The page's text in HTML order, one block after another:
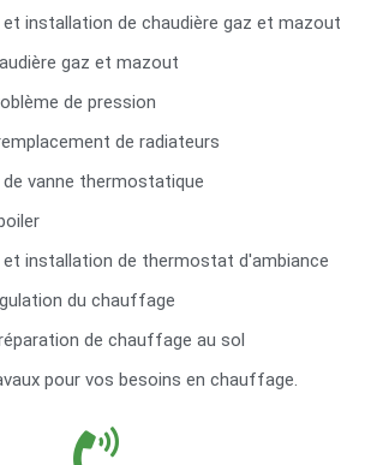
installation de chaudière gaz et mazout
gaz et mazout
de pression
de radiateurs
vanne thermostatique
et installation de thermostat d'ambiance
du chauffage
de chauffage au sol
pour vos besoins en chauffage.